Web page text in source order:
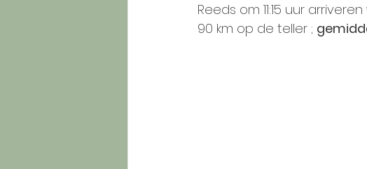
Reeds om 11:15 uur
90 km op de teller ;